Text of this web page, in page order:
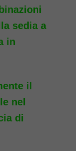
sedia a
in
il
nel
di